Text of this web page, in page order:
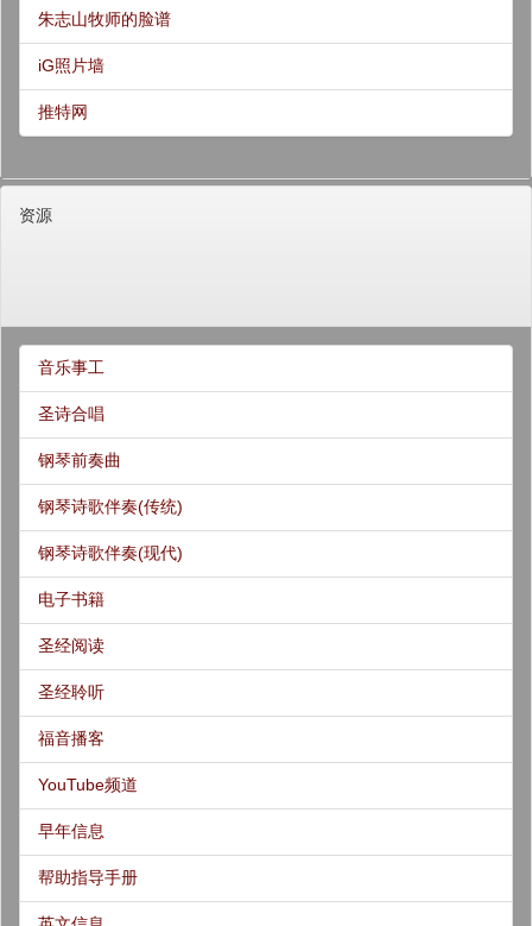
朱志山牧师的脸谱
iG照片墙
推特网
资源
音乐事工
圣诗合唱
钢琴前奏曲
钢琴诗歌伴奏(传统)
钢琴诗歌伴奏(现代)
电子书籍
圣经阅读
圣经聆听
福音播客
YouTube频道
早年信息
帮助指导手册